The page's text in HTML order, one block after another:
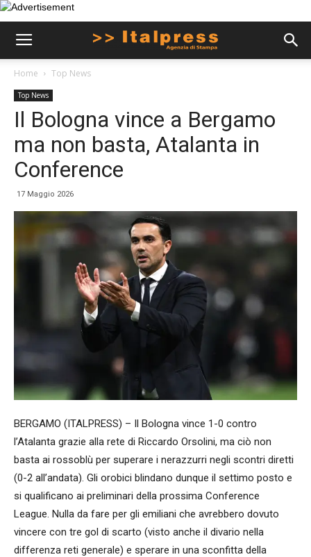
Home Top News
Top News
Il Bologna vince a Bergamo
ma non basta, Atalanta in
Conference
17 Maggio 2026
BERGAMO (ITALPRESS) – Il Bologna vince 1-0 contro
l’Atalanta grazie alla rete di Riccardo Orsolini, ma ciò non
basta ai rossoblù per superare i nerazzurri negli scontri diretti
(0-2 all’andata). Gli orobici blindano dunque il settimo posto e
si qualificano ai preliminari della prossima Conference
League. Nulla da fare per gli emiliani che avrebbero dovuto
vincere con tre gol di scarto (visto anche il divario nella
differenza reti generale) e sperare in una sconfitta della